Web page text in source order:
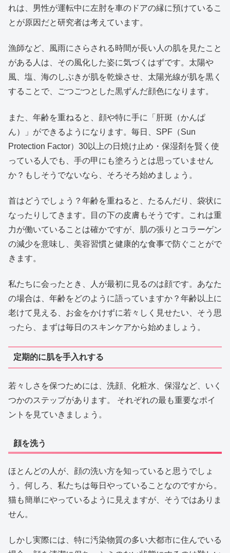
れは、男性が運転中に左肘を車のドアの縁に預けているこ
とが原因だと研究者は考えています。
漁師など、風雨にさらされる時間が長い人の肌を見たこと
がある人は、その風化した姿に気づくはずです。太陽や
風、塩、海のしぶきが肌を乾燥させ、太陽光線が肌を黒く
することで、ごつごつとした黒ずんだ顔色になります。
また、年齢を重ねると、顔や特に手に「肝斑（かんぱ
ん）」ができるようになります。毎日、SPF（Sun
Protection Factor）30以上の日焼け止め・保湿剤を賢く使
っている人でも、手の甲にも塗ろうとは思っていません
か？もしそうでないなら、そろそろ始めましょう。
首はどうでしょう？年齢を重ねると、たるんだり、袋状に
なったりしてきます。目の下の皮膚もそうです。これは重
力が働いていることは確かですが、肌の張りとコラーゲン
の減少を意味し、美容習慣と健康的な食事で防ぐことがで
きます。
私たちに会ったとき、人が最初に見るのは顔です。あなた
の場合は、年齢をどのように語っていますか？年齢以上に
老けて見える、お金をかけずに若々しく見せたい、そう思
ったら、まずは毎日のスキンケアから始めましょう。
定期的に肌を手入れする
若々しさを保つためには、洗顔、化粧水、保湿など、いく
つかのステップがあります。 それぞれの最も重要なポイ
ントを見ていきましょう。
顔を洗う
ほとんどの人が、顔の洗い方を知っていると思うでしょ
う。何しろ、私たちは毎日やっていることなのですから。
猫も簡単にやっているように見えますが、そうではありま
せん。
しかし実際には、特に汚染物質の多い大都市に住んでいる